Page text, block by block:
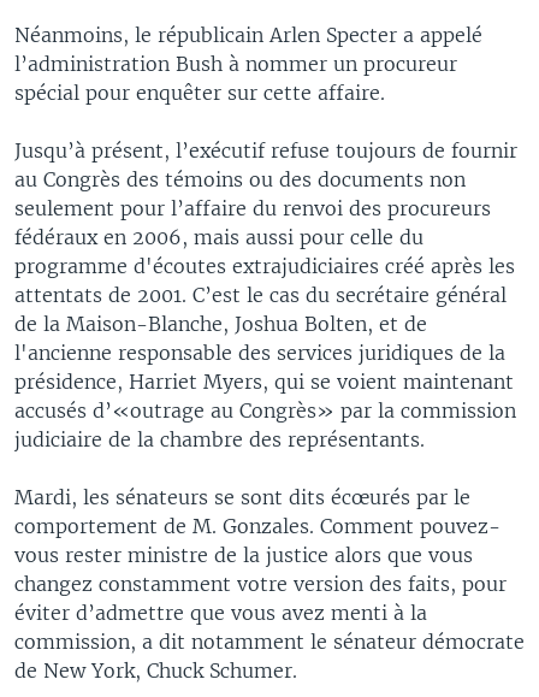
Néanmoins, le républicain Arlen Specter a appelé
l’administration Bush à nommer un procureur
spécial pour enquêter sur cette affaire.
Jusqu’à présent, l’exécutif refuse toujours de fournir
au Congrès des témoins ou des documents non
seulement pour l’affaire du renvoi des procureurs
fédéraux en 2006, mais aussi pour celle du
programme d'écoutes extrajudiciaires créé après les
attentats de 2001. C’est le cas du secrétaire général
de la Maison-Blanche, Joshua Bolten, et de
l'ancienne responsable des services juridiques de la
présidence, Harriet Myers, qui se voient maintenant
accusés d’«outrage au Congrès» par la commission
judiciaire de la chambre des représentants.
Mardi, les sénateurs se sont dits écœurés par le
comportement de M. Gonzales. Comment pouvez-
vous rester ministre de la justice alors que vous
changez constamment votre version des faits, pour
éviter d’admettre que vous avez menti à la
commission, a dit notamment le sénateur démocrate
de New York, Chuck Schumer.